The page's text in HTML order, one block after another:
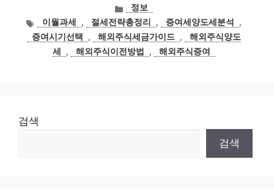
카
테
고
리
정보
태
그
이월과세 , 절세전략총정리 , 증여세양도세분석
,
증여시기선택
, 해외주식세금가이드 ,
해외주식양도
세
, 해외주식이전방법 , 해외주식증여
검색
검색